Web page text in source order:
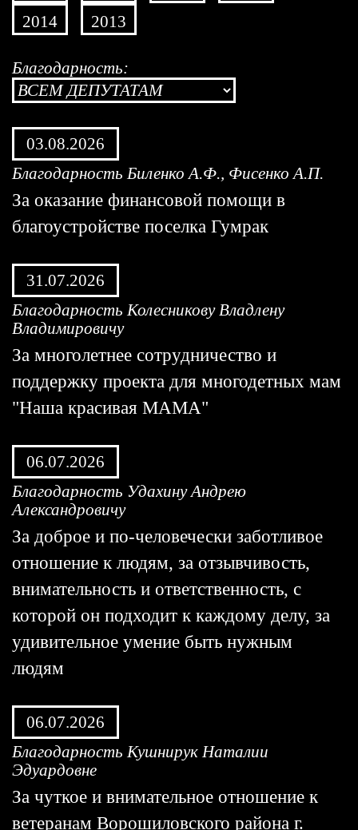
2014
2013
Благодарность:
03.08.2026
Благодарность Биленко А.Ф., Фисенко А.П.
За оказание финансовой помощи в
благоустройстве поселка Гумрак
31.07.2026
Благодарность Колесникову Владлену
Владимировичу
За многолетнее сотрудничество и
поддержку проекта для многодетных мам
"Наша красивая МАМА"
06.07.2026
Благодарность Удахину Андрею
Александровичу
За доброе и по-человечески заботливое
отношение к людям, за отзывчивость,
внимательность и ответственность, с
которой он подходит к каждому делу, за
удивительное умение быть нужным
людям
06.07.2026
Благодарность Кушнирук Наталии
Эдуардовне
За чуткое и внимательное отношение к
ветеранам Ворошиловского района г.